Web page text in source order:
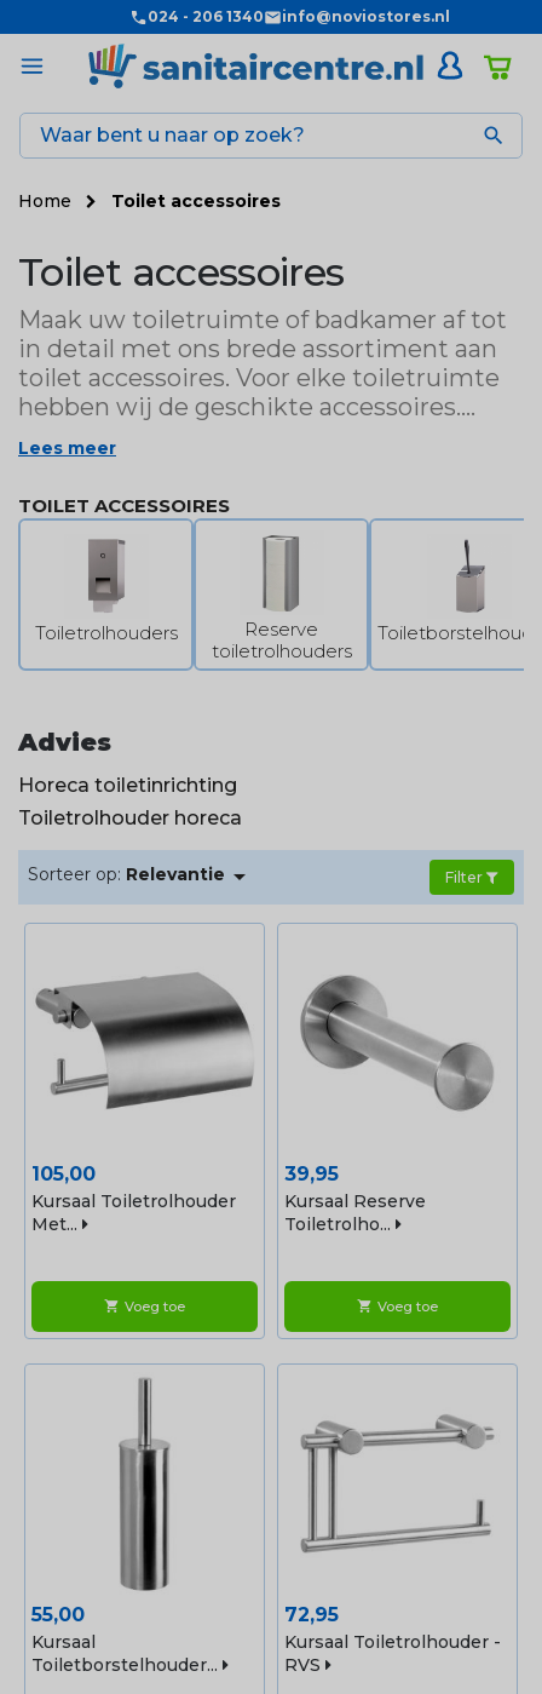
024 - 206 1340 info@noviostores.nl

Home Toilet accessoires
Toilet accessoires
Maak uw toiletruimte of badkamer af tot
in detail met ons brede assortiment aan
toilet accessoires. Voor elke toiletruimte
hebben wij de geschikte accessoires.
Naast dat deze toilet accessoires zorgen
voor dé finishing touch, zijn ze ook van
praktisch belang. Stal netjes al uw wc
rollen op een reserverolhouder en plaats
uw tandenborstel in een
tandenborstelbeker. Zo blijft uw
toiletruimte of badkamer opgeruimd in
de meest stijlvolle manier.
Lees meer
TOILET ACCESSOIRES
Toiletrolhouders
Reserve
toiletrolhouders
Advies
Horeca toiletinrichting
Toiletrolhouder horeca
Sorteer op: Relevantie  Filter
Prijs
105,00
Kursaal Toiletrolhouder
Met...
shopping_cart Voeg toe
Prijs
39,95
Kursaal Reserve
Toiletrolho...
shopping_cart Voeg toe
Prijs
55,00
Kursaal
Toiletborstelhouder...
Prijs
72,95
Kursaal Toiletrolhouder -
RVS